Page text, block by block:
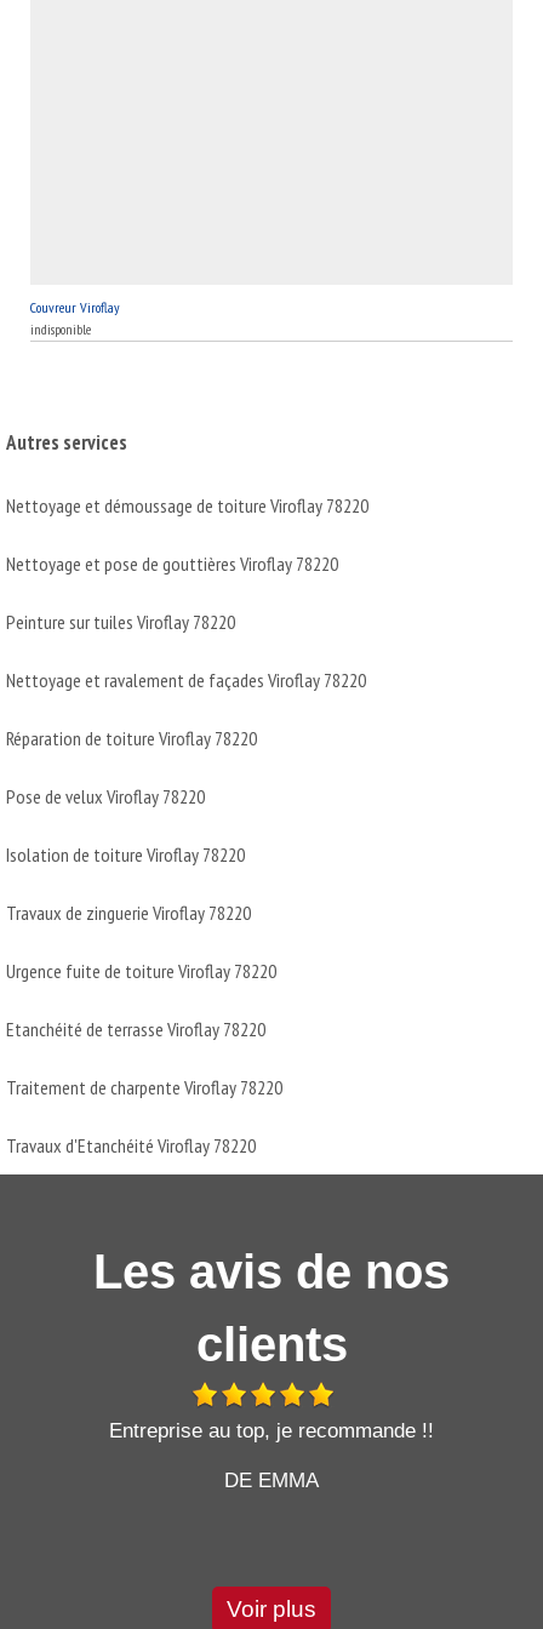
Couvreur Viroflay
indisponible
Autres services
Nettoyage et démoussage de toiture Viroflay 78220
Nettoyage et pose de gouttières Viroflay 78220
Peinture sur tuiles Viroflay 78220
Nettoyage et ravalement de façades Viroflay 78220
Réparation de toiture Viroflay 78220
Pose de velux Viroflay 78220
Isolation de toiture Viroflay 78220
Travaux de zinguerie Viroflay 78220
Urgence fuite de toiture Viroflay 78220
Etanchéité de terrasse Viroflay 78220
Traitement de charpente Viroflay 78220
Travaux d'Etanchéité Viroflay 78220
Les avis de nos
clients
Entreprise au top, je recommande !!
DE EMMA
Voir plus